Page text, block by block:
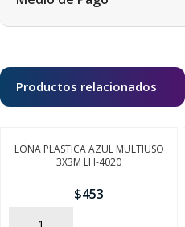
Productos relacionados
LONA PLASTICA AZUL MULTIUSO
3X3M LH-4020
$453
AÑADIR